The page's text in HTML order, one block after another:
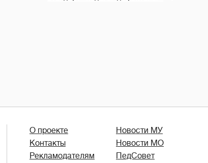
О проекте
Контакты
Рекламодателям
Новости МУ
Новости МО
ПедСовет